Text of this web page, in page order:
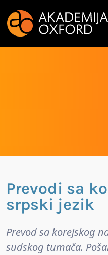
Prevodi sa
srpski jezik
Prevod sa korejskog
sudskog tumača.